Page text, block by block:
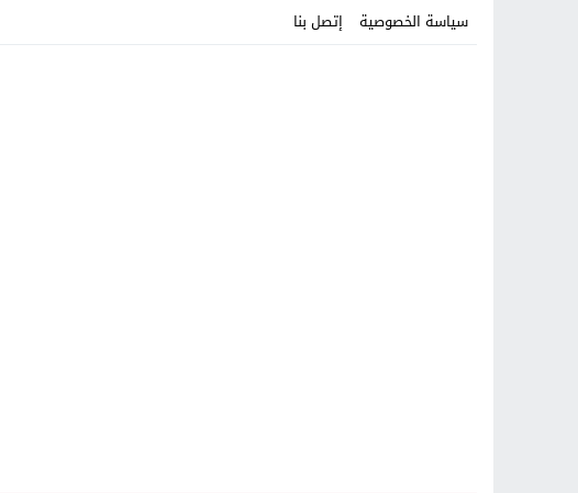
سياسة الخصوصية إتصل بنا